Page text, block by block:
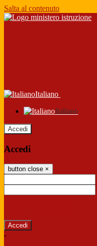
Salta al contenuto
Italiano
Italiano
Accedi
Accedi
button close ×
-